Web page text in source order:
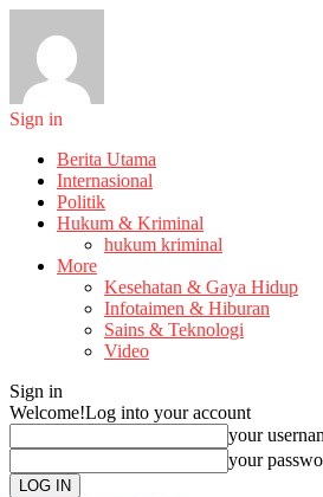
Sign in
Berita Utama
Internasional
Politik
Hukum & Kriminal
hukum kriminal
More
Kesehatan & Gaya Hidup
Infotaimen & Hiburan
Sains & Teknologi
Video
Sign in
Welcome!Log into your account
your
your